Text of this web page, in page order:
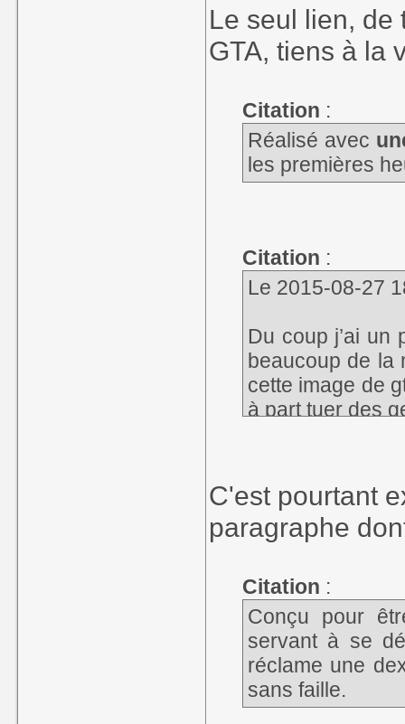
Le seul lien, de
GTA, tiens à la
Citation :
Réalisé avec
les premières
Citation :
Le 2015-08-27
Du coup j’ai un
beaucoup de la
cette image de
à part tuer des
C'est pourtant
paragraphe
Citation :
Conçu pour
servant à se
réclame une
sans faille.